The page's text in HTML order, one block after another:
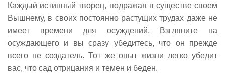
Каждый истинный творец, подражая в существе своем
Вышнему, в своих постоянно растущих трудах даже не
имеет времени для осуждений. Взгляните на
осуждающего и вы сразу убедитесь, что он прежде
всего не создатель. Тот же опыт жизни легко убедит
вас, что сад отрицания и темен и беден.